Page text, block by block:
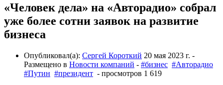
«Человек дела» на «Авторадио» собрал
уже более сотни заявок на развитие
бизнеса
Опубликовал(а): Сергей Короткий 20 мая 2023 г. -
Размещено в Новости компаний - #бизнес #Авторадио
#Путин #президент - просмотров 1 619